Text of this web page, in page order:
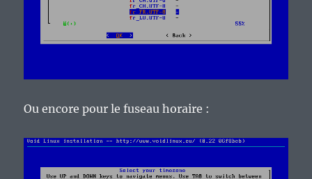
Ou encore pour le fuseau horaire :